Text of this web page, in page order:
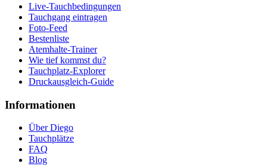
Live-Tauchbedingungen
Tauchgang eintragen
Foto-Feed
Bestenliste
Atemhalte-Trainer
Wie tief kommst du?
Tauchplatz-Explorer
Druckausgleich-Guide
Informationen
Über Diego
Tauchplätze
FAQ
Blog